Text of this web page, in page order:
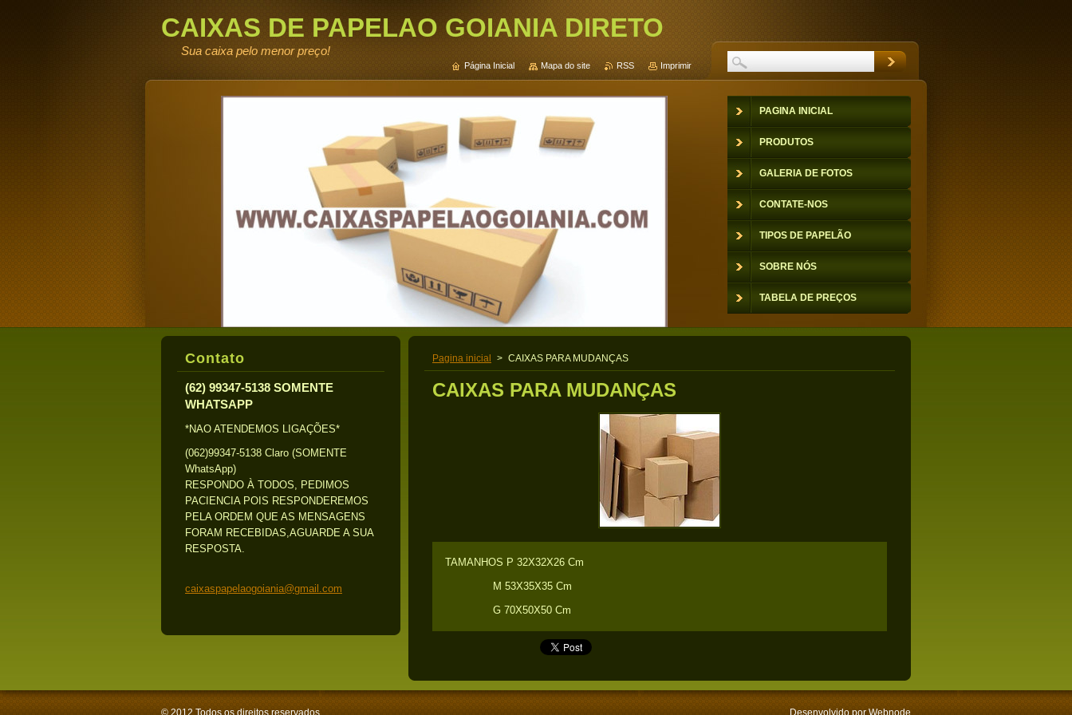
CAIXAS DE PAPELAO GOIANIA DIRETO
DE FABRICA
Sua caixa pelo menor preço!
Pagina inicial > CAIXAS PARA MUDANÇAS
CAIXAS PARA MUDANÇAS
TAMANHOS P 32X32X26 Cm
M 53X35X35 Cm
G 70X50X50 Cm
Contato
(62) 99347-5138 SOMENTE
WHATSAPP
*NAO ATENDEMOS LIGAÇÕES*
(062)99347-5138 Claro (SOMENTE
WhatsApp)
RESPONDO À TODOS, PEDIMOS
PACIENCIA POIS RESPONDEREMOS
PELA ORDEM QUE AS MENSAGENS
FORAM RECEBIDAS,AGUARDE A SUA
RESPOSTA.
caixaspapelaogoiania@gmail.com
PAGINA INICIAL
PRODUTOS
GALERIA DE FOTOS
CONTATE-NOS
TIPOS DE PAPELÃO
SOBRE NÓS
TABELA DE PREÇOS
Página Inicial Mapa do site RSS Imprimir
© 2012 Todos os direitos reservados. Desenvolvido por Webnode